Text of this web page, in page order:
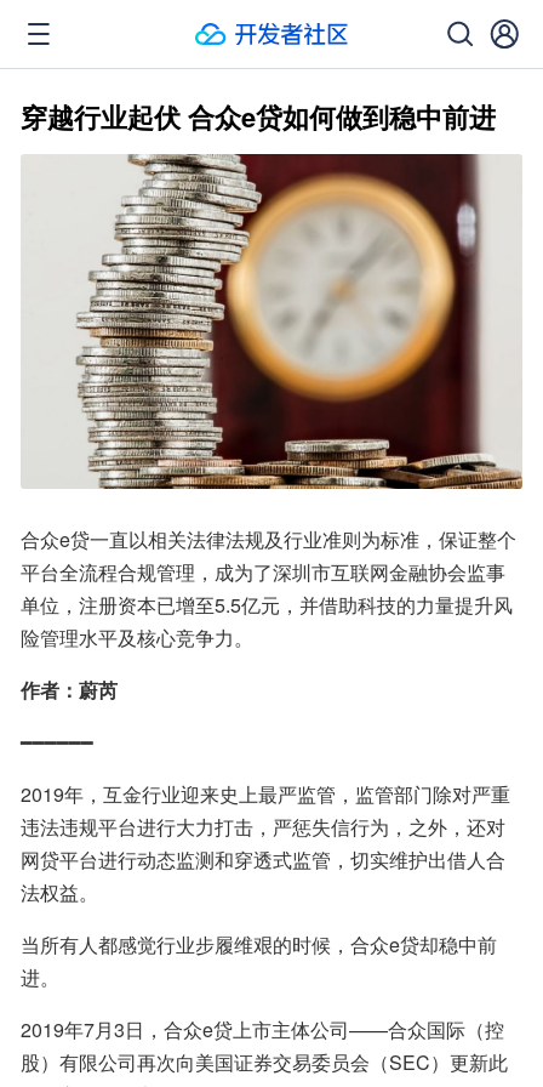
穿越行业起伏 合众e贷如何做到稳中前进
合众e贷一直以相关法律法规及行业准则为标准，保证整个
平台全流程合规管理，成为了深圳市互联网金融协会监事
单位，注册资本已增至5.5亿元，并借助科技的力量提升风
险管理水平及核心竞争力。
作者：蔚芮
━━━━━━
2019年，互金行业迎来史上最严监管，监管部门除对严重
违法违规平台进行大力打击，严惩失信行为，之外，还对
网贷平台进行动态监测和穿透式监管，切实维护出借人合
法权益。
当所有人都感觉行业步履维艰的时候，合众e贷却稳中前
进。
2019年7月3日，合众e贷上市主体公司——合众国际（控
股）有限公司再次向美国证券交易委员会（SEC）更新此